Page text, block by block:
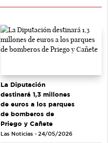
La Diputación
destinará 1,3 millones
de euros a los parques
de bomberos de
Priego y Cañete
Las Noticias - 24/05/2026